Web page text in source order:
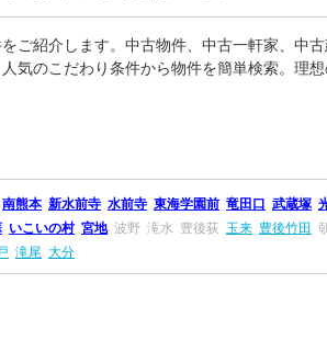
ご紹介します。中古物件、中古一軒家、中
気のこだわり条件から物件を簡単検索。理
南熊本 新水前寺 水前寺 東海学園前 竜田口 武蔵塚
いこいの村 宮地 波野 滝水 豊後荻 玉来 豊後竹田
滝尾 大分